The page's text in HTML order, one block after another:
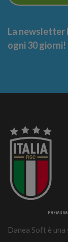
La newsletter
ogni 30 giorni!
Danea Soft è una